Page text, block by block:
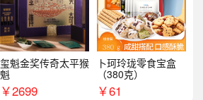
玺魁金奖传奇太平猴
魁
￥2699
卜珂玲珑零食宝盒
（380克）
￥61